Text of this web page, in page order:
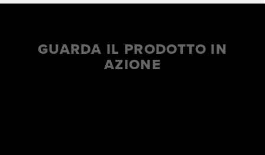
GUARDA IL PRODOTTO IN
AZIONE